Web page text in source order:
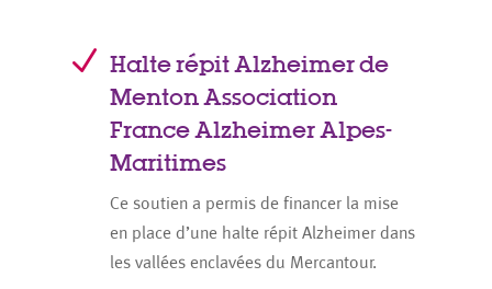
N Halte répit Alzheimer de
Menton Association
France Alzheimer Alpes-
Maritimes
Ce soutien a permis de financer la mise
en place d’une halte répit Alzheimer dans
les vallées enclavées du Mercantour.